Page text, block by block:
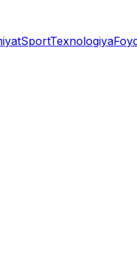
SportTexnologiya